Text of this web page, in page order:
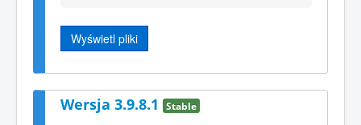
Wyświetl pliki
Wersja 3.9.8.1 Stable